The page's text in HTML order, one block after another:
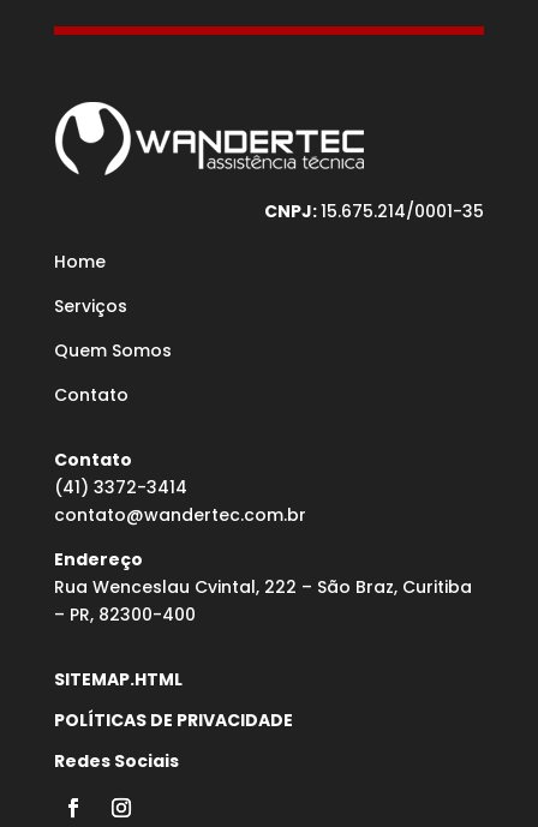
CNPJ:15.675.214/0001-35
Home
Serviços
Quem Somos
Contato
Contato
(41) 3372-3414
contato@wandertec.com.br
Endereço
Rua Wenceslau Cvintal, 222 – São Braz, Curitiba
– PR, 82300-400
SITEMAP.HTML
POLÍTICAS DE PRIVACIDADE
Redes Sociais